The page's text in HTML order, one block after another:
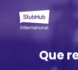
Que